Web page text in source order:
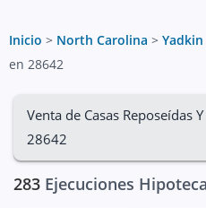
Inicio > North Carolina > Yadkin
en 28642
Venta de Casas Reposeídas
28642
283 Ejecuciones